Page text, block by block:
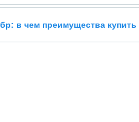
в чем преимущества